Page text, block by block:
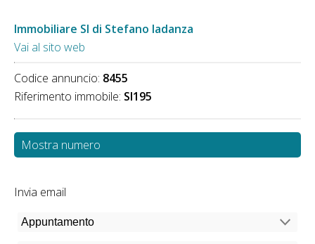
Immobiliare SI di Stefano Iadanza
Vai al sito web
Codice annuncio: 8455
Riferimento immobile: SI195
Mostra numero
Invia email